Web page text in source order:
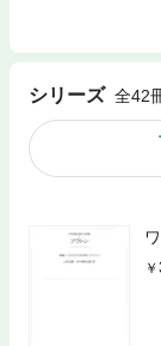
シリーズ 全42